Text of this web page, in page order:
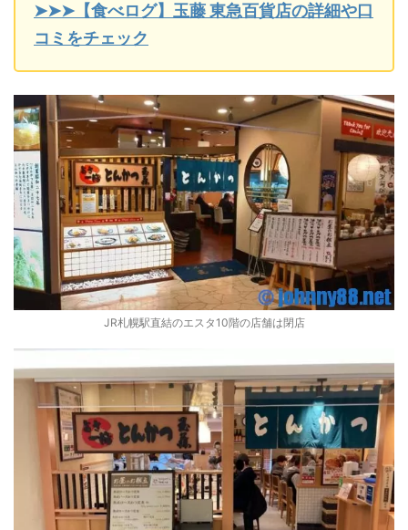
➤➤➤【食べログ】玉藤 東急百貨店の詳細や口
コミをチェック
JR札幌駅直結のエスタ10階の店舗は閉店